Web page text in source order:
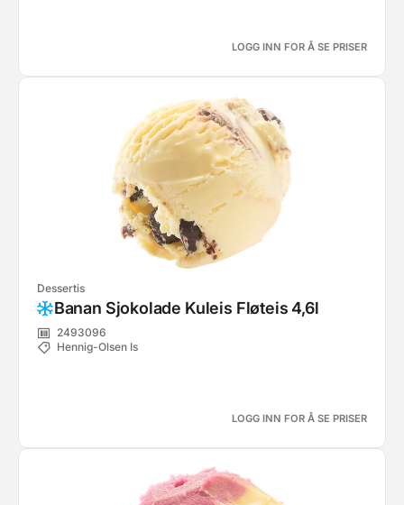
LOGG INN FOR Å SE PRISER
Dessertis
Banan Sjokolade Kuleis Fløteis 4,6l
2493096
Hennig-Olsen Is
LOGG INN FOR Å SE PRISER